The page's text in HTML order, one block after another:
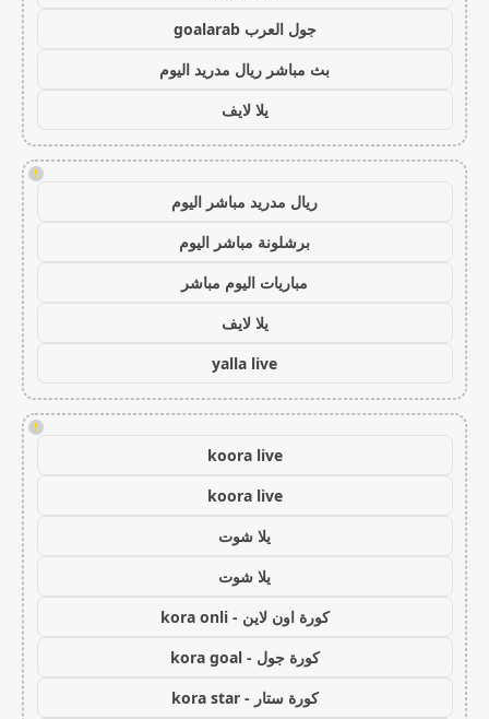
جول العرب goalarab
بث مباشر ريال مدريد اليوم
يلا لايف
!
ريال مدريد مباشر اليوم
برشلونة مباشر اليوم
مباريات اليوم مباشر
يلا لايف
yalla live
!
koora live
koora live
يلا شوت
يلا شوت
كورة اون لاين - kora onli
كورة جول - kora goal
كورة ستار - kora star